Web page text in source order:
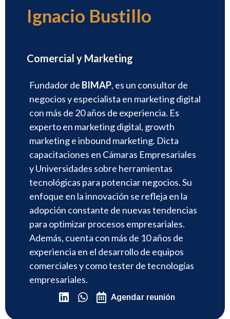
Ignacio Bustillo
Comercial y Marketing
Fundador de BIMAP, es un consultor de
negocios y especialista en marketing digital
con más de 20 años de experiencia. Es
experto en marketing digital, growth
marketing e inbound marketing. Dicta
capacitaciones en Cámaras Empresariales
y Universidades sobre herramientas
tecnológicas para potenciar negocios. Su
enfoque en la innovación se refleja en la
adopción constante de nuevas tendencias
para optimizar procesos empresariales.
Además, cuenta con más de 10 años de
experiencia en el desarrollo de equipos
comerciales y como tester de tecnologías
empresariales.
Agendar reunión